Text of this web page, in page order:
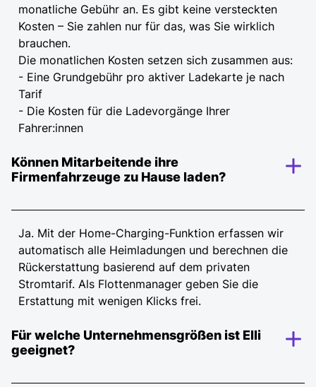
monatliche Gebühr an. Es gibt keine versteckten
Kosten – Sie zahlen nur für das, was Sie wirklich
brauchen.
Die monatlichen Kosten setzen sich zusammen aus:
- Eine Grundgebühr pro aktiver Ladekarte je nach
Tarif
- Die Kosten für die Ladevorgänge Ihrer
Fahrer:innen
Können Mitarbeitende ihre
Firmenfahrzeuge zu Hause laden?
Ja. Mit der Home-Charging-Funktion erfassen wir
automatisch alle Heimladungen und berechnen die
Rückerstattung basierend auf dem privaten
Stromtarif. Als Flottenmanager geben Sie die
Erstattung mit wenigen Klicks frei.
Für welche Unternehmensgrößen ist Elli
geeignet?